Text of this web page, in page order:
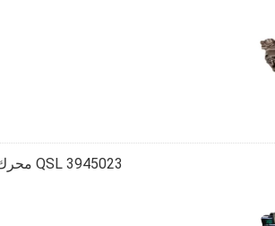
3945023 QSL محرك ديزل اسطوانة قطع غيار لودر 8.3 رأس الكمون